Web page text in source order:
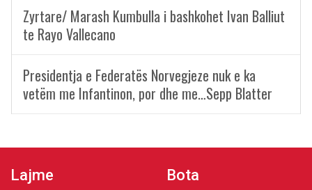
Zyrtare/ Marash Kumbulla i bashkohet Ivan Balliut
te Rayo Vallecano
Presidentja e Federatës Norvegjeze nuk e ka
vetëm me Infantinon, por dhe me…Sepp Blatter
Lajme Bota